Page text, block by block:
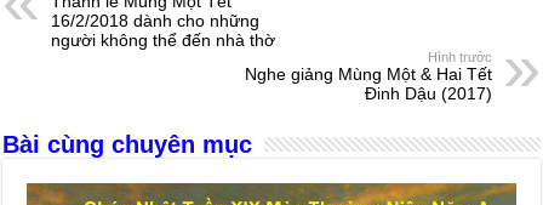
b
o
k
n
g
A
p
s
16/2/2018 dành cho những
người không thể đến nhà thờ
Hình trước
Nghe giảng Mùng Một & Hai Tết
Đinh Dậu (2017)
Bài cùng chuyên mục